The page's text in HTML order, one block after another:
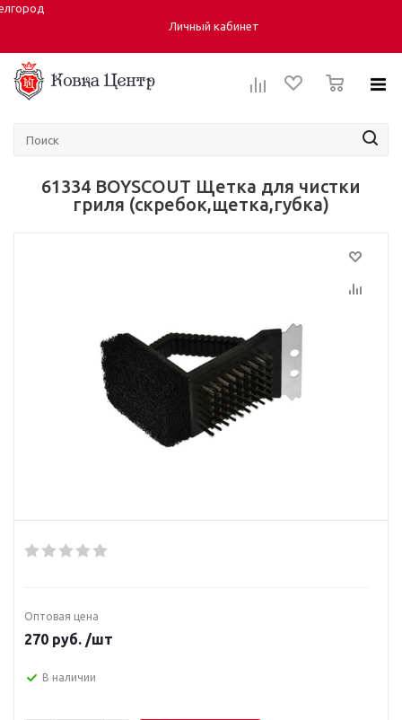
Город:
Личный кабинет
61334 BOYSCOUT Щетка для чистки
гриля (скребок,щетка,губка)
Оптовая цена
270 руб. /шт
В наличии